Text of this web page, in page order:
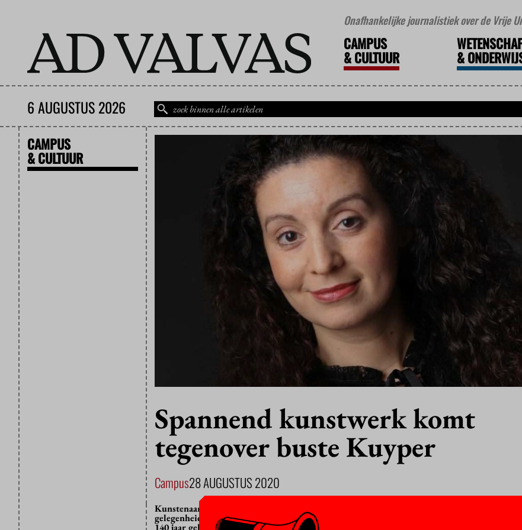
Onafhankelijke journalistiek over de Vrije
CAMPUS
&CULTUUR &
6 AUGUSTUS 2026
CAMPUS
& CULTUUR
Spannend kunstwerk komt
tegenover buste Kuyper
Campus28 AUGUSTUS 2020
Kunstenaar Wafae Ahalouch (Tanger, 1978) heeft de opdracht gekregen om een kunstwerk
gelegenheid van het Abraham Kuyperjaar dat komende maandag begint op de VU. Dan is
140 jaar geleden dat deze anti-revolutionaire politicus de VU oprichtte.